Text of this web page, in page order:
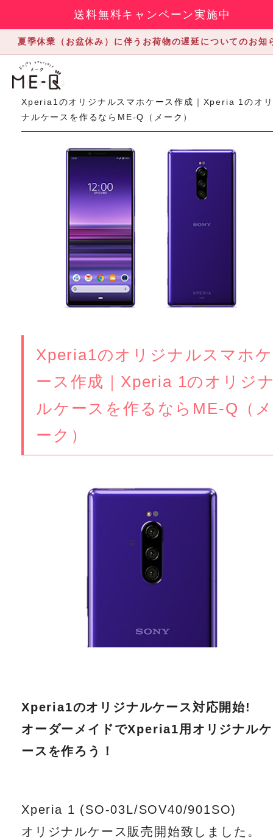
送料無料キャンペーン実施中
夏季休業（お盆休み）に伴うお荷物の遅延についてのお知
2019.6.19
Xperia1のオリジナルスマホケース作成｜Xperia 1のオ
ナルケースを作るならME-Q（メーク）
Xperia1のオリジナルスマホケ
ース作成｜Xperia 1のオリジ
ルケースを作るならME-Q（メ
ーク）
Xperia1のオリジナルケース対応開始!
オーダーメイドでXperia1用オリジナルケ
ースを作ろう！
Xperia 1 (SO-03L/SOV40/901SO)
オリジナルケース販売開始致しました。